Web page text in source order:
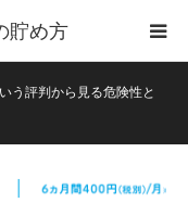
貯め方
う評判から見る危険性と